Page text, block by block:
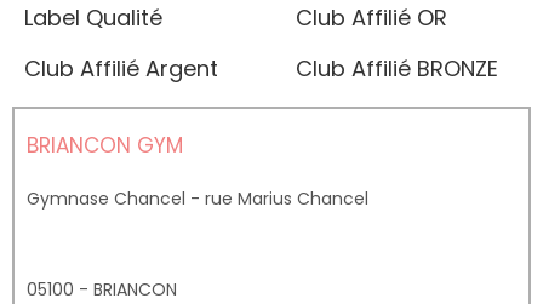
Label Qualité
Club Affilié OR
Club Affilié Argent
Club Affilié BRONZE
BRIANCON GYM
Gymnase Chancel - rue Marius Chancel
05100 - BRIANCON